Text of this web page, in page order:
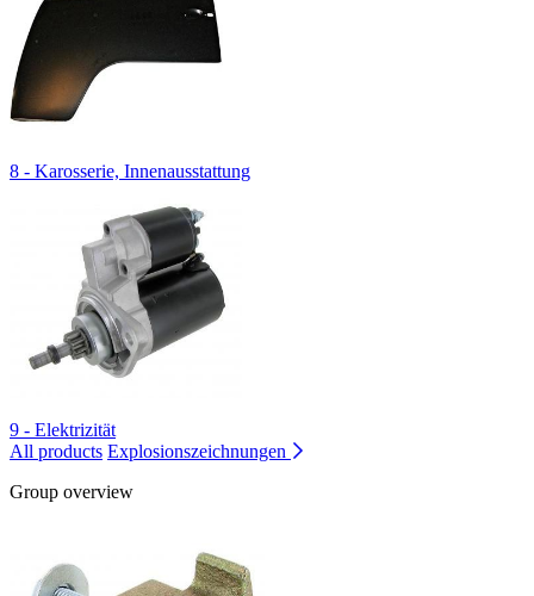
8 - Karosserie, Innenausstattung
9 - Elektrizität
All products Explosionszeichnungen
Group overview